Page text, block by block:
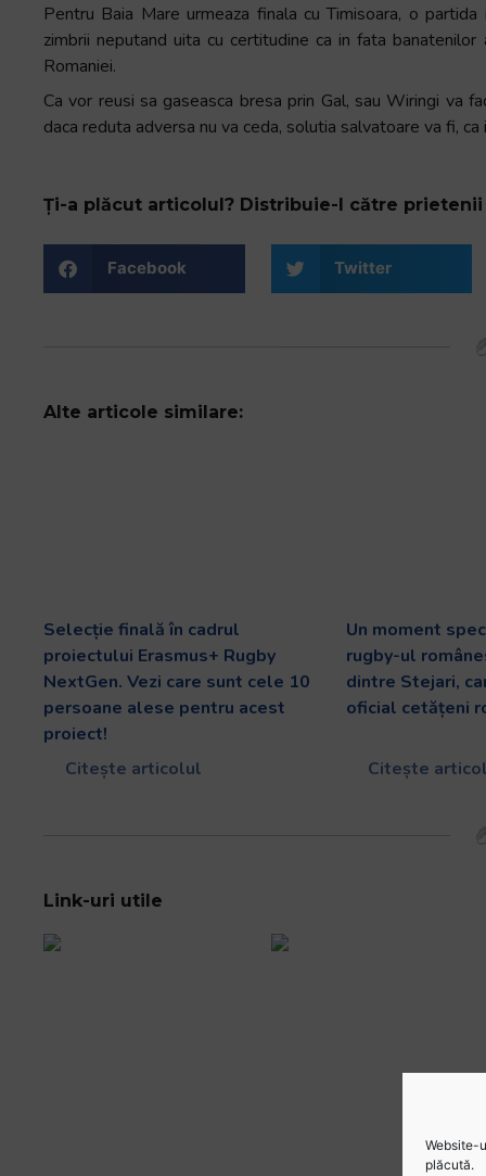
Website-
plăcută.
Pentru Baia Mare urmeaza finala cu Timisoara, o
zimbrii neputand uita cu certitudine ca in fata
Romaniei.
Ca vor reusi sa gaseasca bresa prin Gal, sau Wiringi va
daca reduta adversa nu va ceda, solutia salvatoare va fi,
Ți-a plăcut articolul? Distribuie-l către prietenii
Facebook Twitter
Alte articole similare:
Selecție finală în cadrul
proiectului Erasmus+ Rugby
NextGen. Vezi care sunt cele 10
persoane alese pentru acest
proiect!
Citește articolul
Un moment
rugby-ul
dintre Stejari,
oficial cetățeni
Citește
Link-uri utile